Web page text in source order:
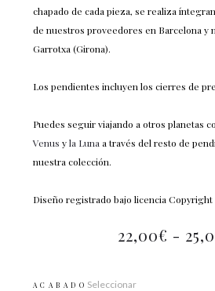
chapado de cada pieza, se realiza
de nuestros proveedores en Barcelona y
Garrotxa (Girona).
Los pendientes incluyen los cierres de
Puedes seguir viajando a otros planetas
Venus yla Luna a través del resto de
nuestra colección.
Diseño registrado bajo licencia Copyright
22,00€ -
ACABADO